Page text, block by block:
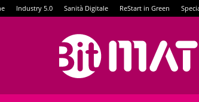
Industry 5.0 Sanità Digitale ReStart in Green